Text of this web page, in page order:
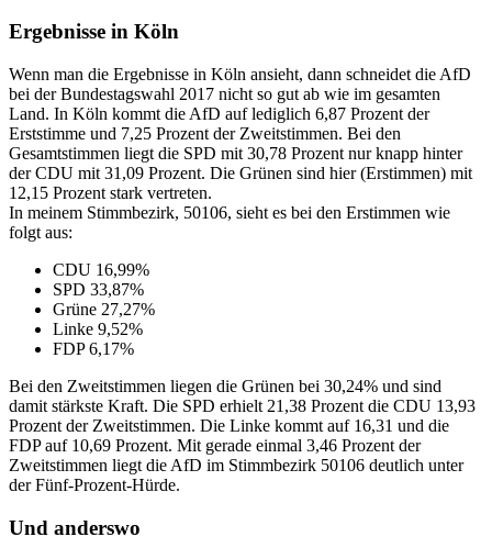
Ergebnisse in Köln
Wenn man die Ergebnisse in Köln ansieht, dann schneidet die AfD
bei der Bundestagswahl 2017 nicht so gut ab wie im gesamten
Land. In Köln kommt die AfD auf lediglich 6,87 Prozent der
Erststimme und 7,25 Prozent der Zweitstimmen. Bei den
Gesamtstimmen liegt die SPD mit 30,78 Prozent nur knapp hinter
der CDU mit 31,09 Prozent. Die Grünen sind hier (Erstimmen) mit
12,15 Prozent stark vertreten.
In meinem Stimmbezirk, 50106, sieht es bei den Erstimmen wie
folgt aus:
CDU 16,99%
SPD 33,87%
Grüne 27,27%
Linke 9,52%
FDP 6,17%
Bei den Zweitstimmen liegen die Grünen bei 30,24% und sind
damit stärkste Kraft. Die SPD erhielt 21,38 Prozent die CDU 13,93
Prozent der Zweitstimmen. Die Linke kommt auf 16,31 und die
FDP auf 10,69 Prozent. Mit gerade einmal 3,46 Prozent der
Zweitstimmen liegt die AfD im Stimmbezirk 50106 deutlich unter
der Fünf-Prozent-Hürde.
Und anderswo